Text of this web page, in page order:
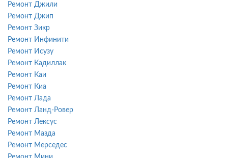
Ремонт Джили
Ремонт Джип
Ремонт Зикр
Ремонт Инфинити
Ремонт Исузу
Ремонт Кадиллак
Ремонт Каи
Ремонт Киа
Ремонт Лада
Ремонт Ланд-Ровер
Ремонт Лексус
Ремонт Мазда
Ремонт Мерседес